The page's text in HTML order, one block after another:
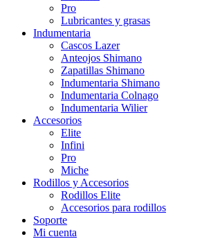
Pro
Lubricantes y grasas
Indumentaria
Cascos Lazer
Anteojos Shimano
Zapatillas Shimano
Indumentaria Shimano
Indumentaria Colnago
Indumentaria Wilier
Accesorios
Elite
Infini
Pro
Miche
Rodillos y Accesorios
Rodillos Elite
Accesorios para rodillos
Soporte
Mi cuenta